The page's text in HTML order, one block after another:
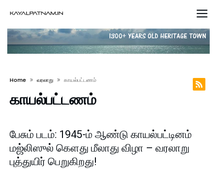
Home வரலாறு காயல்பட்டணம்
காயல்பட்டணம்
பேசும் படம்: 1945-ம் ஆண்டு காயல்பட்டினம்
மஜ்லிஸுல் கெளது மீலாது விழா – வரலாறு
புத்துயிர் பெறுகிறது!